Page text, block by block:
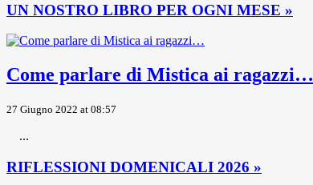
UN NOSTRO LIBRO PER OGNI MESE »
Come parlare di Mistica ai ragazzi…
27 Giugno 2022 at 08:57
...
RIFLESSIONI DOMENICALI 2026 »